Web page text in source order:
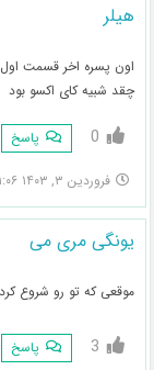
هیلر
اون پسره اخر قسمت
چقد شبیه کای اکسو بود
0 پاسخ
فروردین ۳, ۱۴۰۳ ۱:۰۶ ق.ظ
یونگی مری می
موقعی که تو رو شروع
3 پاسخ